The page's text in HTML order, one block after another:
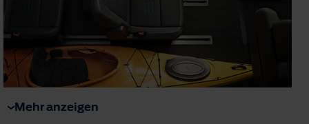
Mehr anzeigen